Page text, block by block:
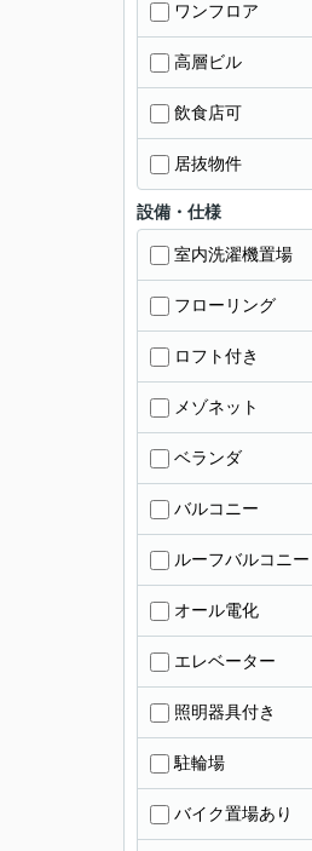
ワンフロア
高層ビル
飲食店可
居抜物件
設備・仕様
室内洗濯機置場
フローリング
ロフト付き
メゾネット
ベランダ
バルコニー
ルーフバルコニー
オール電化
エレベーター
照明器具付き
駐輪場
バイク置場あり